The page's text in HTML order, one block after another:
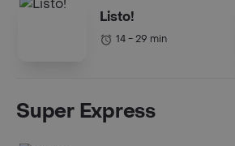
Listo!
14 - 29 min
Super Express